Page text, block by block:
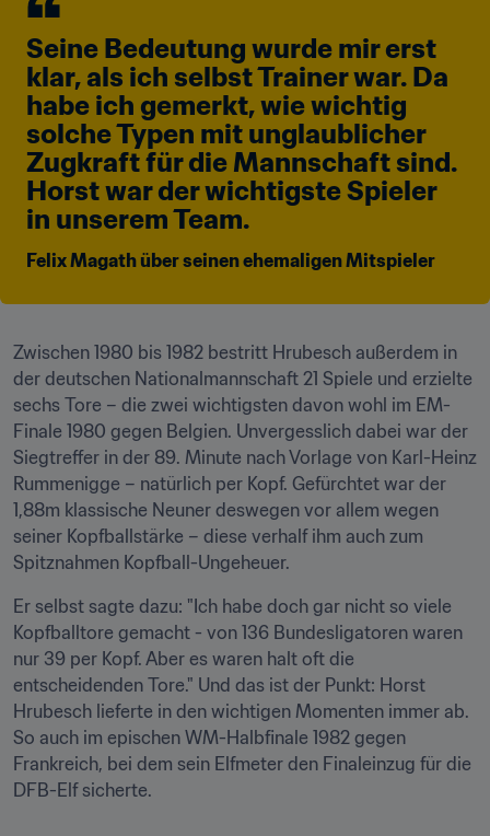
Seine Bedeutung wurde mir erst
klar, als ich selbst Trainer war. Da
habe ich gemerkt, wie wichtig
solche Typen mit unglaublicher
Zugkraft für die Mannschaft sind.
Horst war der wichtigste Spieler
in unserem Team.
Felix Magath über seinen ehemaligen Mitspieler
Zwischen 1980 bis 1982 bestritt Hrubesch außerdem in
der deutschen Nationalmannschaft 21 Spiele und erzielte
sechs Tore – die zwei wichtigsten davon wohl im EM-
Finale 1980 gegen Belgien. Unvergesslich dabei war der
Siegtreffer in der 89. Minute nach Vorlage von Karl-Heinz
Rummenigge – natürlich per Kopf. Gefürchtet war der
1,88m klassische Neuner deswegen vor allem wegen
seiner Kopfballstärke – diese verhalf ihm auch zum
Spitznahmen Kopfball-Ungeheuer.
Er selbst sagte dazu: "Ich habe doch gar nicht so viele
Kopfballtore gemacht - von 136 Bundesligatoren waren
nur 39 per Kopf. Aber es waren halt oft die
entscheidenden Tore." Und das ist der Punkt: Horst
Hrubesch lieferte in den wichtigen Momenten immer ab.
So auch im epischen WM-Halbfinale 1982 gegen
Frankreich, bei dem sein Elfmeter den Finaleinzug für die
DFB-Elf sicherte.